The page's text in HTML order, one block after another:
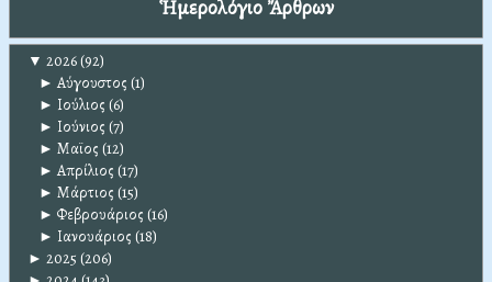
Ἡμερολόγιο Ἄρθρων
▼ 2026(92)
► Αύγουστος (1)
► Ιούλιος (6)
► Ιούνιος (7)
► Μαϊος (12)
► Απρίλιος (17)
► Μάρτιος (15)
► Φεβρουάριος (16)
► Ιανουάριος (18)
► 2025 (206)